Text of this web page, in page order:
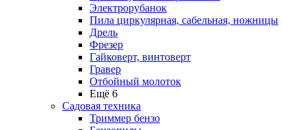
Электрорубанок
Пила циркулярная, сабельная, ножницы
Дрель
Фрезер
Гайковерт, винтоверт
Гравер
Отбойный молоток
Ещё 6
Садовая техника
Триммер бензо